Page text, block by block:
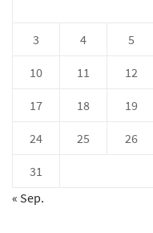
3 4 5
10 11 12
17 18 19
24 25 26
31
« Sep.